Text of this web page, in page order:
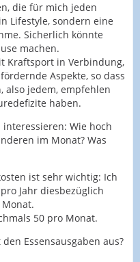
die für mich jeden
Lifestyle, sondern eine
Sicherlich könnte
machen.
Kraftsport in Verbindung,
Aspekte, so dass
also jedem, empfehlen
haben.
Wie hoch
im Monat? Was
ist sehr wichtig: Ich
Jahr diesbezüglich
50 pro Monat.
Essensausgaben aus?